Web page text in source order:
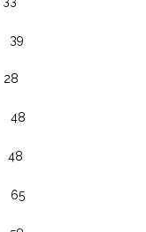
39
v 28
v 48
48
v 65